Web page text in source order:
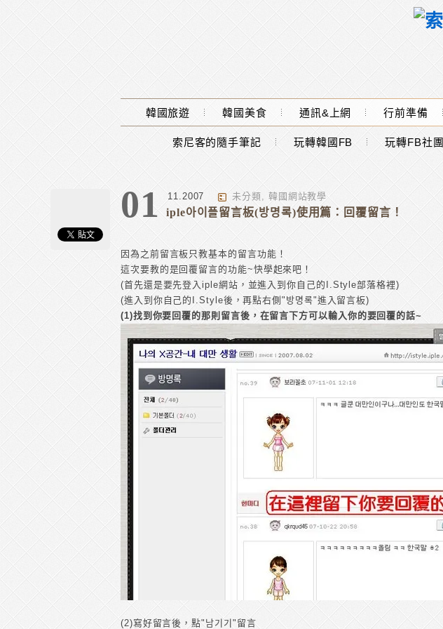
Main Menu
韓國旅遊 韓國美食 通訊&上網 行前準備
索尼客的隨手筆記 玩轉韓國FB 玩轉FB社團
01 11.2007 未分類, 韓國網站教學
iple아이플留言板(방명록)使用篇：回覆留言！
因為之前留言板只教基本的留言功能！
這次要教的是回覆留言的功能~快學起來吧！
(首先還是要先登入iple網站，並進入到你自己的I.Style部落格裡)
(進入到你自己的I.Style後，再點右側"방명록"進入留言板)
(1)找到你要回覆的那則留言後，在留言下方可以輸入你的要回覆的話~
(2)寫好留言後，點"남기기"留言